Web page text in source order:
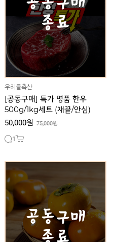
우리들축산
[공동구매] 특가 명품 한우
500g/1kg세트 (채끝/안심)
50,000원 75,000원
1